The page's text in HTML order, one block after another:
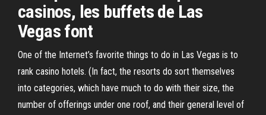
casinos, les buffets de Las
Vegas font
One of the Internet’s favorite things to do in Las Vegas is to
rank casino hotels. (In fact, the resorts do sort themselves
into categories, which have much to do with their size, the
number of offerings under one roof, and their general level of